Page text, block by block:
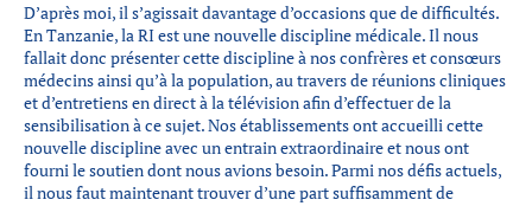
D’après moi, il s’agissait davantage d’occasions que de difficultés.
En Tanzanie, la RI est une nouvelle discipline médicale. Il nous
fallait donc présenter cette discipline à nos confrères et consœurs
médecins ainsi qu’à la population, au travers de réunions cliniques
et d’entretiens en direct à la télévision afin d’effectuer de la
sensibilisation à ce sujet. Nos établissements ont accueilli cette
nouvelle discipline avec un entrain extraordinaire et nous ont
fourni le soutien dont nous avions besoin. Parmi nos défis actuels,
il nous faut maintenant trouver d’une part suffisamment de